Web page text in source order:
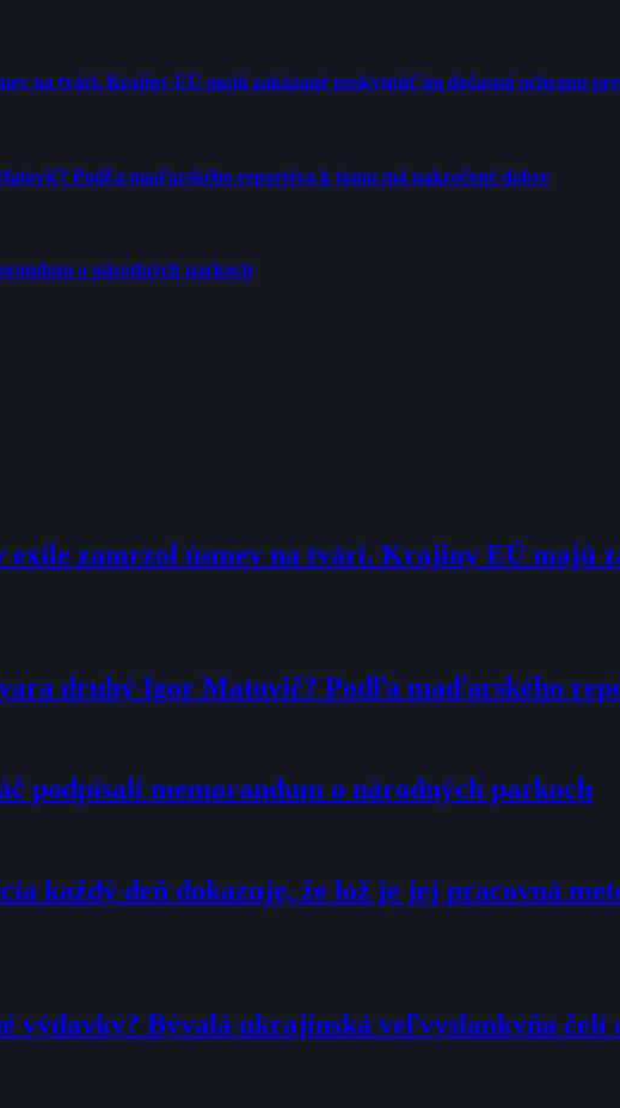
na tvári. Krajiny EÚ majú zakázané poskytnúť im dočasnú ochranu
Podľa maďarského reportéra k tomu má nakročené dobre
o národných parkoch
zamrzol úsmev na tvári. Krajiny EÚ majú
druhý Igor Matovič? Podľa maďarského
podpísali memorandum o národných parkoch
každý deň dokazuje, že lož je jej pracovná
výdavky? Bývalá ukrajinská veľvyslankyňa čelí